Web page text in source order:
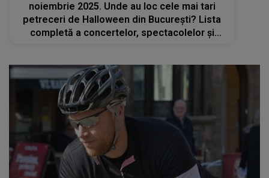
noiembrie 2025. Unde au loc cele mai tari
petreceri de Halloween din București? Lista
completă a concertelor, spectacolelor și